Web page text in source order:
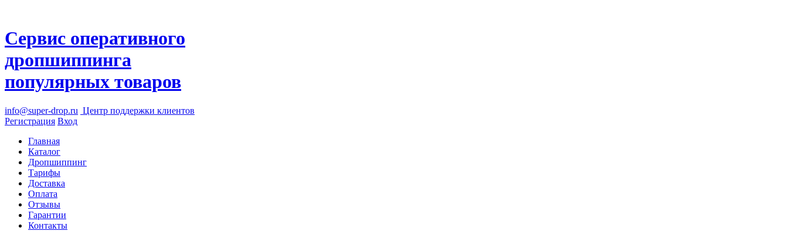
Сервис оперативного
дропшиппинга
популярных товаров
info@super-drop.ru Центр поддержки клиентов
Регистрация Вход
Главная
Каталог
Дропшиппинг
Тарифы
Доставка
Оплата
Отзывы
Гарантии
Контакты